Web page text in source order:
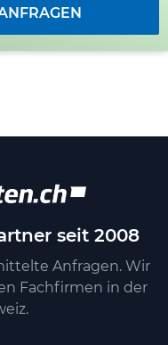
seit 2008
Anfragen. Wir
Fachfirmen in der